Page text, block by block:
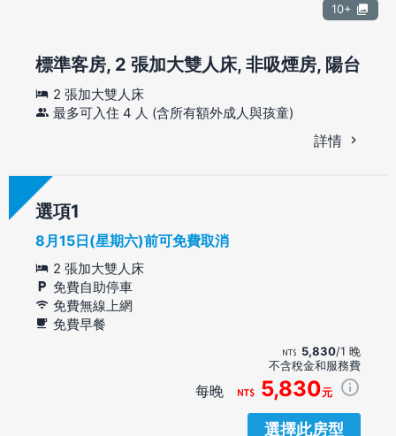
10+
標準客房, 2 張加大雙人床, 非吸煙房, 陽台
2 張加大雙人床
最多可入住 4 人 (含所有額外成人與孩童)
詳情
選項
8月15日(星期六)前可免費取消
2 張加大雙人床
免費自助停車
免費無線上網
免費早餐
5,830/1 晚
不含稅金和服務費
每晚 5,830元
選擇此房型